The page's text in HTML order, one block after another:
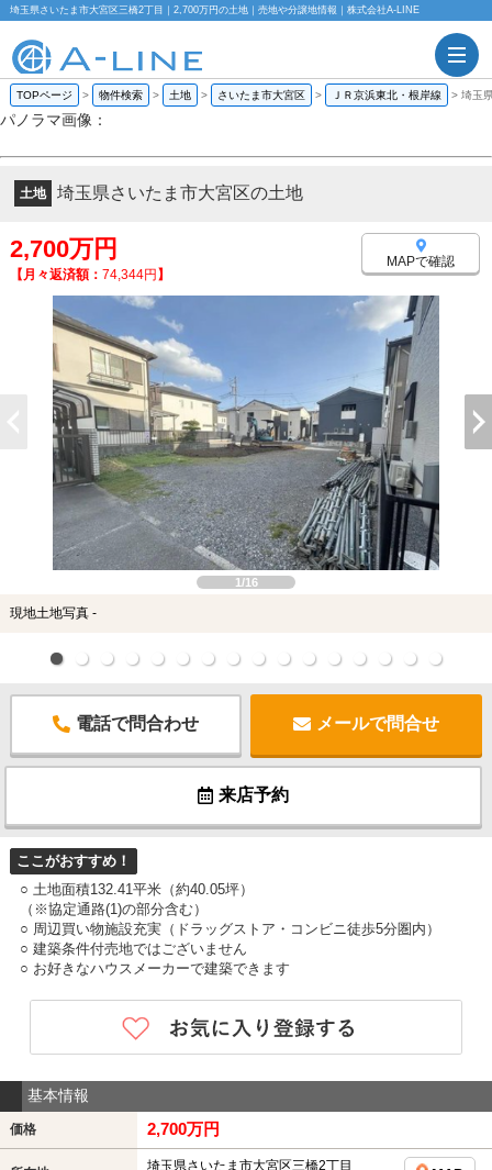
埼玉県さいたま市大宮区三橋2丁目｜2,700万円の土地｜売地や分譲地情報｜株式会社A-LINE
TOPページ > 物件検索 > 土地 > さいたま市大宮区 > ＪＲ京浜東北・根岸線 > 埼玉
パノラマ画像：
土地 埼玉県さいたま市大宮区の土地
2,700万円
【月々返済額： 74,344円】
MAPで確認
1/16
現地土地写真 -
電話で問合わせ メールで問合せ
来店予約
ここがおすすめ！
○ 土地面積132.41平米（約40.05坪）
（※協定通路(1)の部分含む）
○ 周辺買い物施設充実（ドラッグストア・コンビニ徒歩5分圏内）
○ 建築条件付売地ではございません
○ お好きなハウスメーカーで建築できます
基本情報
価格 2,700万円
埼玉県さいたま市大宮区三橋2丁目